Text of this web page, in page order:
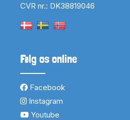
CVR nr.: DK38819046
Følg os online
Facebook
Instagram
Youtube